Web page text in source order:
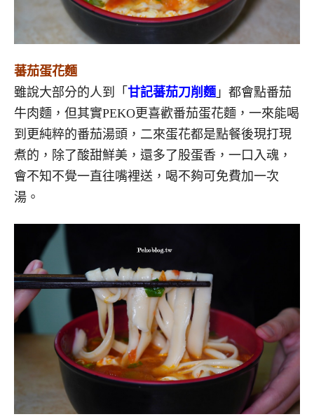
蕃茄蛋花麵
雖說大部分的人到「 甘記蕃茄刀削麵 」都會點番茄
牛肉麵，但其實PEKO更喜歡番茄蛋花麵，一來能喝
到更純粹的番茄湯頭，二來蛋花都是點餐後現打現
煮的，除了酸甜鮮美，還多了股蛋香，一口入魂，
會不知不覺一直往嘴裡送，喝不夠可免費加一次
湯。